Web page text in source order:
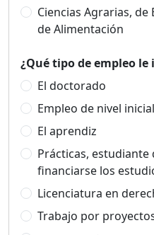
Ciencias Agrarias,
de Alimentación
¿Qué tipo de empleo le
El doctorado
Empleo de nivel inicial
El aprendiz
Prácticas,
financiarse los
Licenciatura en
Trabajo por